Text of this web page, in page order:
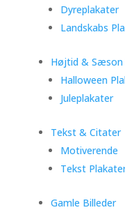
Dyreplakater
Landskabs
Højtid & Sæson
Halloween
Juleplakater
Tekst & Citater
Motiverende
Tekst
Gamle Billeder